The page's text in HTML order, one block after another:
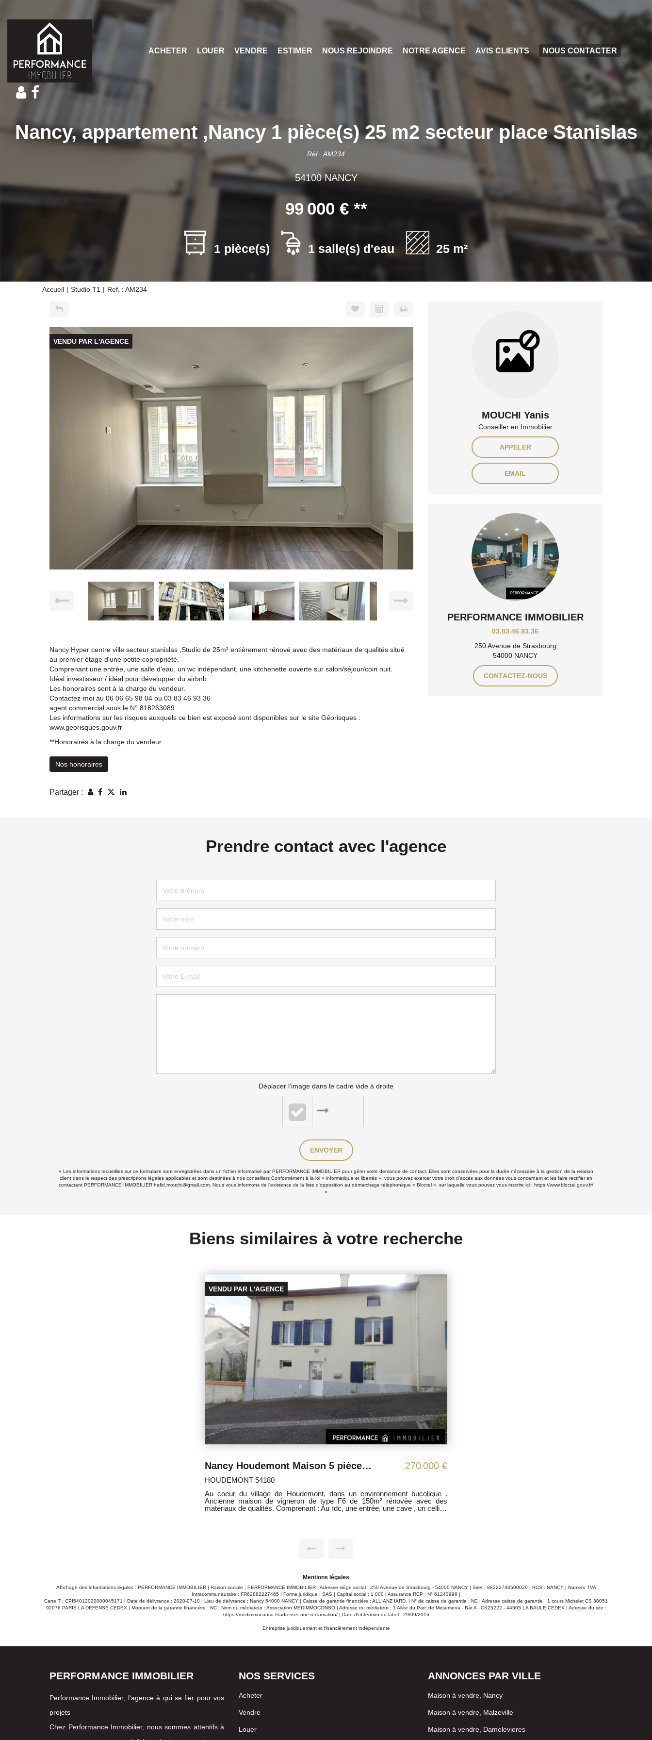
ACHETER LOUER VENDRE ESTIMER NOUS REJOINDRE NOTRE AGENCE AVIS CLIENTS NOUS CONTACTER
Nancy, appartement ,Nancy 1 pièce(s) 25 m2 secteur place Stanislas
Réf : AM234
54100 NANCY
99 000 €**
1 pièce(s) 1 salle(s) d'eau 25 m²
Accueil Studio T1 Ref. : AM234
VENDU PAR L'AGENCE
Nancy Hyper centre ville secteur stanislas ,Studio de 25m² entièrement rénové avec des matériaux de qualités situé
au premier étage d'une petite copropriété.
Comprenant une entrée, une salle d'eau, un wc indépendant, une kitchenette ouverte sur salon/séjour/coin nuit.
Idéal investisseur / idéal pour développer du airbnb
Les honoraires sont à la charge du vendeur.
Contactez-moi au 06 06 65 98 04 ou 03 83 46 93 36
agent commercial sous le N° 818263089
Les informations sur les risques auxquels ce bien est exposé sont disponibles sur le site Géorisques :
www.georisques.gouv.fr
**Honoraires à la charge du vendeur
Nos honoraires
Partager :
MOUCHI Yanis
Conseiller en Immobilier
APPELER
EMAIL
PERFORMANCE IMMOBILIER
03.83.46.93.36
250 Avenue de Strasbourg
54000 NANCY
CONTACTEZ-NOUS
Prendre contact avec l'agence
Déplacer l'image dans le cadre vide à droite
ENVOYER
« Les informations recueillies sur ce formulaire sont enregistrées dans un fichier informatisé par PERFORMANCE IMMOBILIER pour gérer votre demande de contact. Elles sont conservées pour la durée nécessaire à la gestion de la relation
client dans le respect des prescriptions légales applicables et sont destinées à nos conseillers Conformément à la loi « informatique et libertés », vous pouvez exercer votre droit d'accès aux données vous concernant et les faire rectifier en
contactant PERFORMANCE IMMOBILIER hafid.mouchi@gmail.com. Nous vous informons de l'existence de la liste d'opposition au démarchage téléphonique « Bloctel », sur laquelle vous pouvez vous inscrire ici : https://www.bloctel.gouv.fr/
»
Biens similaires à votre recherche
VENDU PAR L'AGENCE
Nancy Houdemont Maison 5 pièce(s) 150 m2, terrasse, jardin. 270 000 €
Au coeur du village de Houdemont, dans un environnement bucolique .
Ancienne maison de vigneron de type F6 de 150m² rénovée avec des
matériaux de qualités. Comprenant : Au rdc, une entrée, une cave , un cellier,
Chauffage au gaz . Agent commercial sous le N° 816 263 089 . Téléphone:
VENDU PAR L'AGENCE
Au coeur du village de Houdemont, dans un environnement bucolique .
Ancienne maison de vigneron de type F6 de 150m² rénovée avec des
matériaux de qualités. Comprenant : Au rdc, une entrée, une cave , un cellier,
Mentions légales
Affichage des informations légales : PERFORMANCE IMMOBILIER | Raison sociale : PERFORMANCE IMMOBILIER | Adresse siège social : 250 Avenue de Strasbourg - 54000 NANCY | Siret : 88222746500029 | RCS : NANCY | Numero TVA
Intracommunautaire : FR62882227465 | Forme juridique : SAS | Capital social : 1 000 | Assurance RCP : N° 61243996 |
Carte T : CPI54012020000045171 | Date de délivrance : 2020-07-10 | Lieu de délivrance : Nancy 54000 NANCY | Caisse de garantie financière : ALLIANZ IARD. | N° de caisse de garantie : NC | Adresse caisse de garantie : 1 cours Michelet CS 30051
92076 PARIS LA DEFENSE CEDEX | Montant de la garantie financière : NC | Nom du médiateur : Association MEDIMMOCONSO | Adresse du médiateur : 1 Allée du Parc de Mesemena - Bât A - CS25222 - 44505 LA BAULE CEDEX | Adresse du site :
https://medimmoconso.fr/adresser-une-reclamation/| Date d'obtention du label : 29/09/2016
Entreprise juridiquement et financièrement indépendante
PERFORMANCE IMMOBILIER
Performance Immobilier, l'agence à qui se fier pour vos
projets
Chez Performance Immobilier, nous sommes attentifs à
NOS SERVICES
Acheter
Vendre
Louer
ANNONCES PAR VILLE
Maison à vendre, Nancy
Maison à vendre, Malzeville
Maison à vendre, Damelevieres